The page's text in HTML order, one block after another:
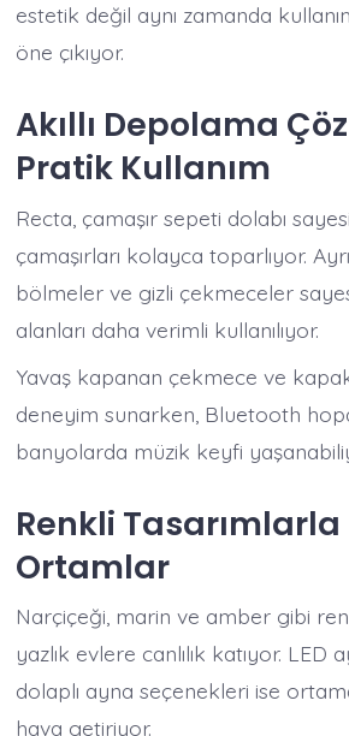
estetik değil aynı zamanda
öne çıkıyor.
Akıllı Depolama
Pratik Kullanım
Recta, çamaşır sepeti dolabı
çamaşırları kolayca toparlıyor.
bölmeler ve gizli çekmeceler
alanları daha verimli kullanılıyor.
Yavaş kapanan çekmece ve
deneyim sunarken, Bluetooth
banyolarda müzik keyfi
Renkli
Ortamlar
Narçiçeği, marin ve amber gibi
yazlık evlere canlılık katıyor. LED
dolaplı ayna seçenekleri ise
hava getiriyor.